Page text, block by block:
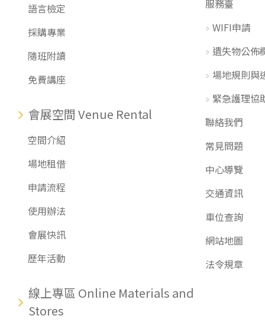
語言檢定
採購專業
隨班附讀
免費講座
會展空間 Venue Rental
空間介紹
場地租借
申請流程
使用辦法
會展快訊
歷年活動
線上專區 Online Materials and
Stores
服務臺
WIFI申請
遺失物公佈
場地規則與
緊急護理協
聯絡我們
常見問題
中心導覽
交通資訊
車位查詢
網站地圖
法令規章